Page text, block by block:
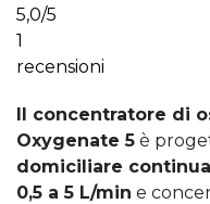
5,0/5
1
recensioni
Il concentratore di
Oxygenate 5 è
domiciliare
0,5 a 5 L/min e